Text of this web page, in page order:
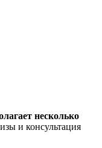
несколько
и консультация